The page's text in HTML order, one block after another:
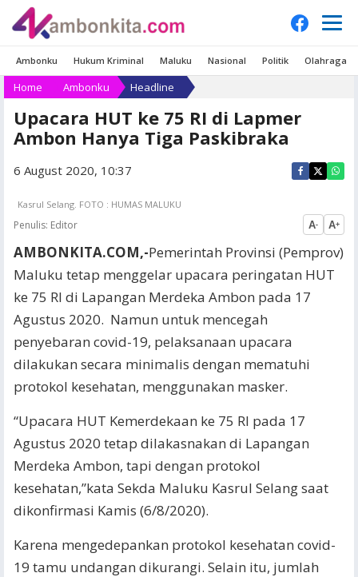
Ambonku Hukum Kriminal Maluku Nasional Politik Olahraga
Home Ambonku Headline
Upacara HUT ke 75 RI di Lapmer
Ambon Hanya Tiga Paskibraka
6 August 2020, 10:37
Kasrul Selang. FOTO : HUMAS MALUKU
Penulis: Editor A- A+
AMBONKITA.COM,-Pemerintah Provinsi (Pemprov)
Maluku tetap menggelar upacara peringatan HUT
ke 75 RI di Lapangan Merdeka Ambon pada 17
Agustus 2020. Namun untuk mencegah
penyebaran covid-19, pelaksanaan upacara
dilakukan secara minimalis dengan mematuhi
protokol kesehatan, menggunakan masker.
“Upacara HUT Kemerdekaan ke 75 RI pada 17
Agustus 2020 tetap dilakasnakan di Lapangan
Merdeka Ambon, tapi dengan protokol
kesehatan,”kata Sekda Maluku Kasrul Selang saat
dikonfirmasi Kamis (6/8/2020).
Karena mengedepankan protokol kesehatan covid-
19 tamu undangan dikurangi. Selain itu, jumlah